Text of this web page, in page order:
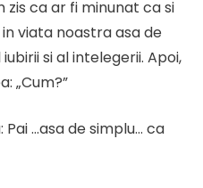
ca ar fi minunat ca si
viata noastra asa de
si al intelegerii. Apoi,
„Cum?”
…asa de simplu… ca